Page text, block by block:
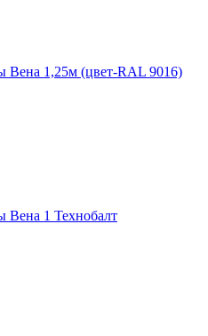
Вена 1,25м (цвет-RAL 9016)
Вена 1 Технобалт